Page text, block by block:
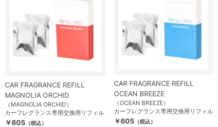
CAR FRAGRANCE REFILL
MAGNOLIA ORCHID
（MAGNOLIA ORCHID）
カーフレグランス専用交換用リフィル
￥605 （税込）
CAR FRAGRANCE REFILL
OCEAN BREEZE
（OCEAN BREEZE）
カーフレグランス専用交換用リフィル
￥605 （税込）